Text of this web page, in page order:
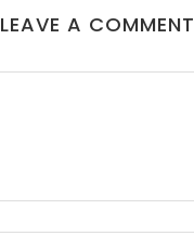
LEAVE A COMMENT